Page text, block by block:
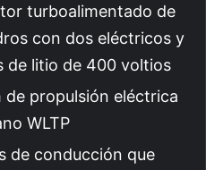
turboalimentado de
con dos eléctricos y
de litio de 400 voltios
de propulsión eléctrica
WLTP
de conducción que